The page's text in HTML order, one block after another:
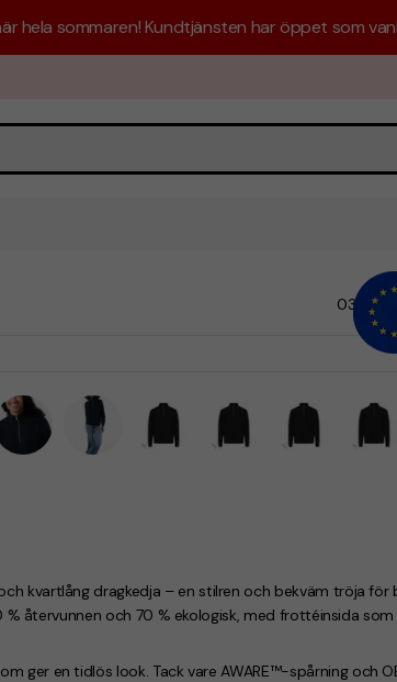
hela sommaren! Kundtjänsten har öppet som
03-T9601
kvartlång dragkedja – en stilren och bekväm tröja för
återvunnen och 70 % ekologisk, med frottéinsida som
ger en tidlös look. Tack vare AWARE™-spårning och